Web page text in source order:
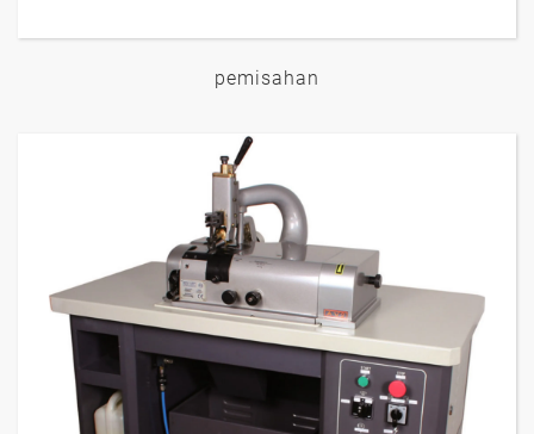
pemisahan